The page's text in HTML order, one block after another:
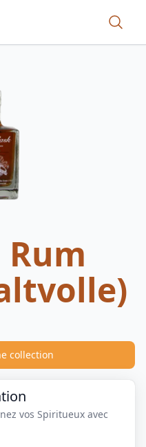
Rum
collection
vos Spiritueux avec